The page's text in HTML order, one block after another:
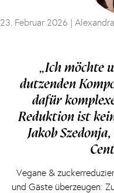
23. Februar 2026 |
„Ich möchte
dutzenden
dafür
Reduktion ist
Jakob
Vegane &
und Gäste überzeugen: